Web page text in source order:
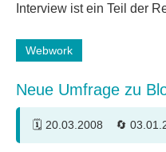
Interview ist ein Teil der
Webwork
Neue Umfrage zu
20.03.2008